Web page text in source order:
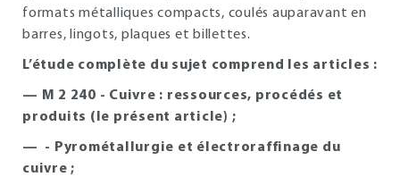
formats métalliques compacts, coulés auparavant en
barres, lingots, plaques et billettes.
L’étude complète du sujet comprend les articles :
— M 2 240 - Cuivre : ressources, procédés et
produits (le présent article) ;
— - Pyrométallurgie et électroraffinage du
cuivre ;